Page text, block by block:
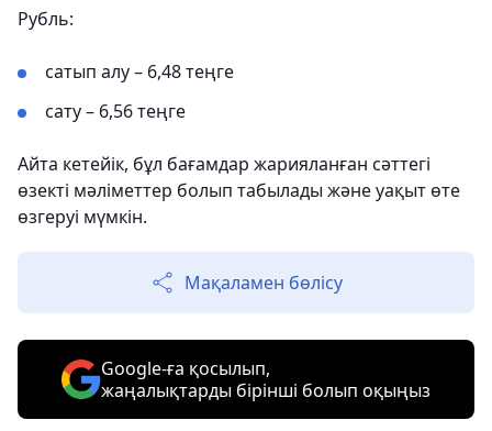
Рубль:
сатып алу – 6,48 теңге
сату – 6,56 теңге
Айта кетейік, бұл бағамдар жарияланған сәттегі
өзекті мәліметтер болып табылады және уақыт өте
өзгеруі мүмкін.
Мақаламен бөлісу
Google-ға қосылып,
жаңалықтарды бірінші болып оқыңыз